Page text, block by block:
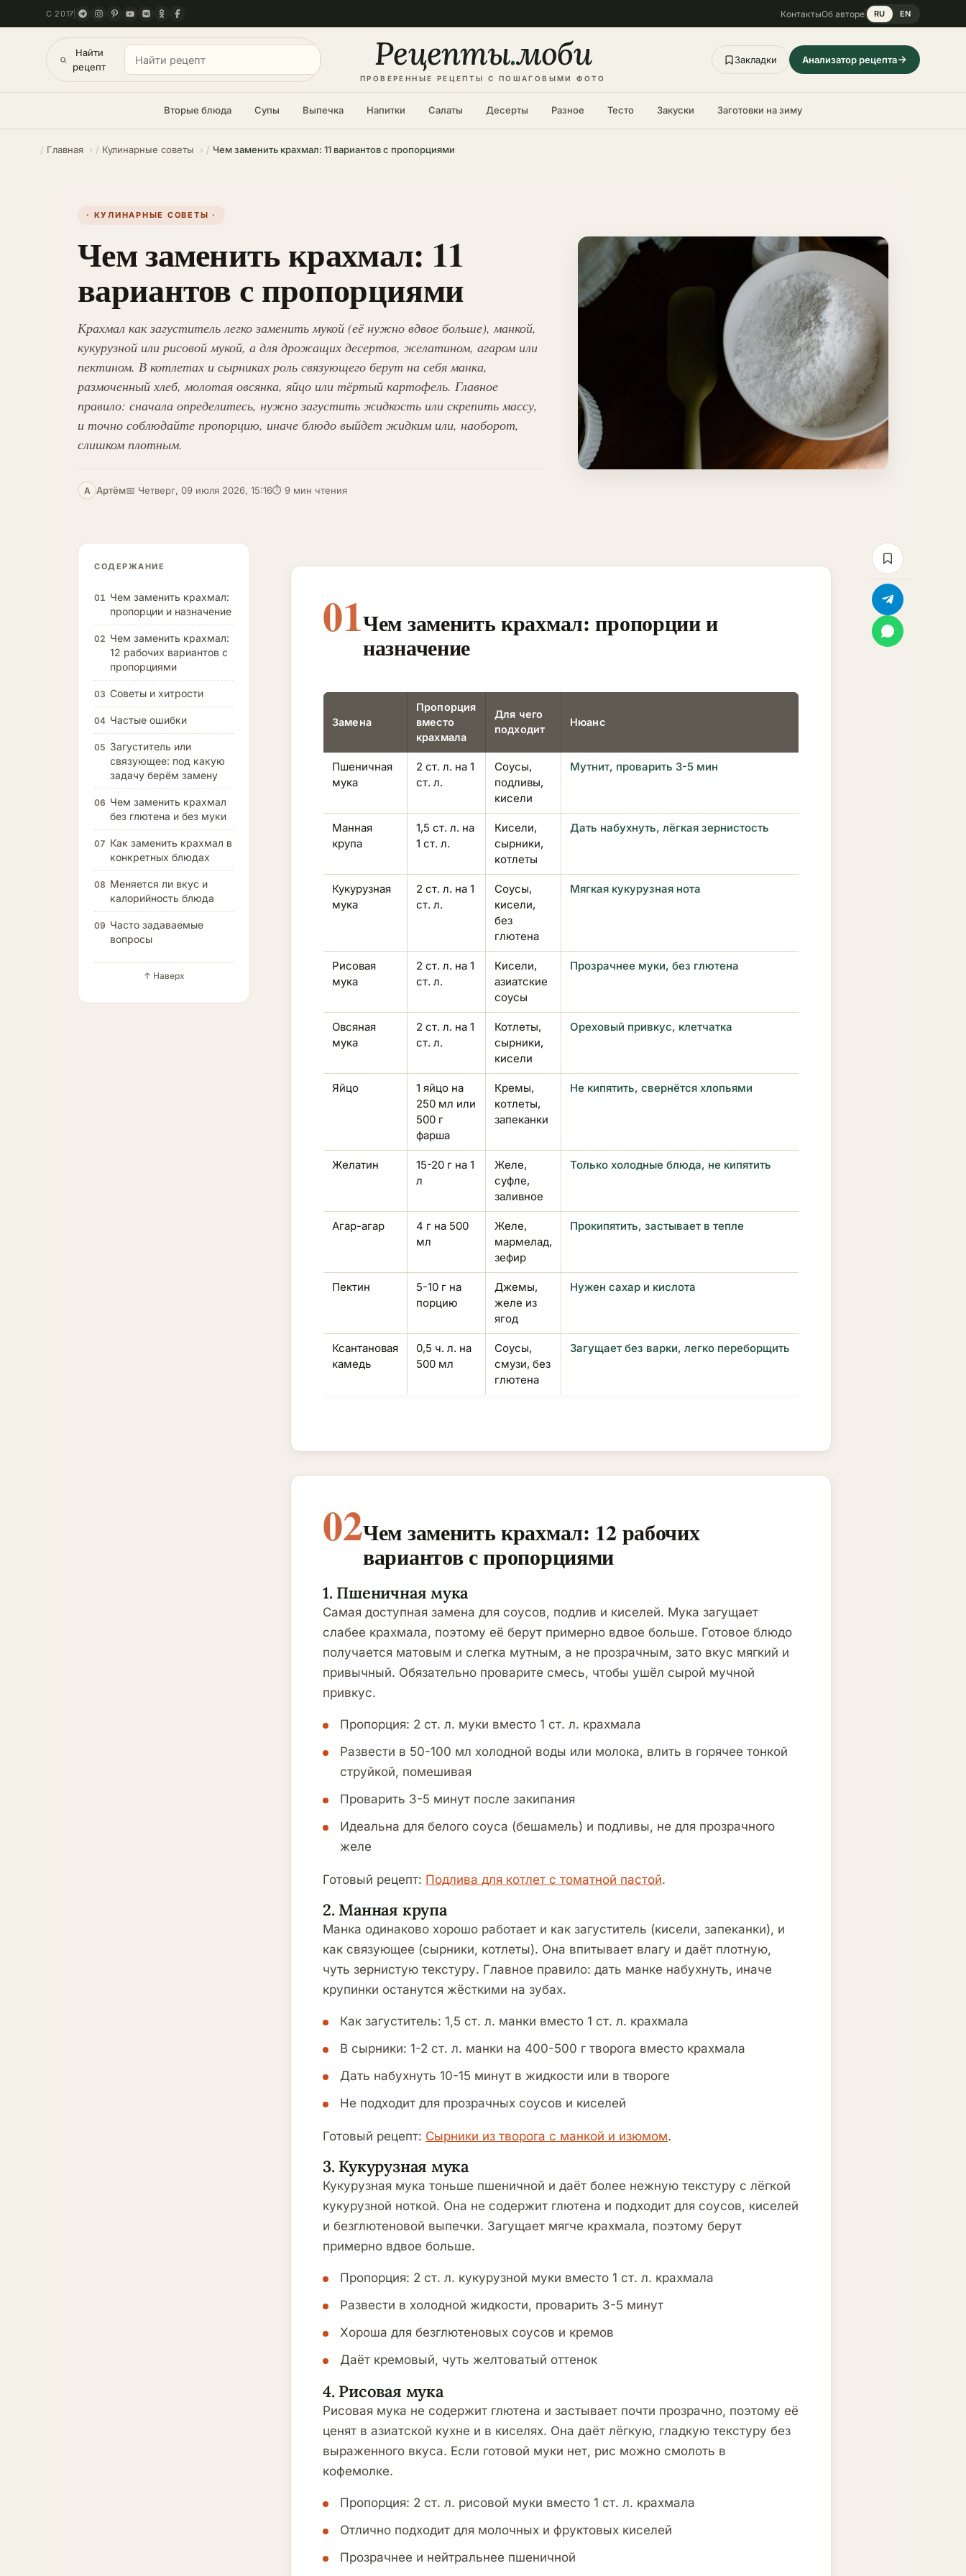
С 2017 КонтактыОб авторе RU EN
Найти
рецепт
Рецепты.моби
ПРОВЕРЕННЫЕ РЕЦЕПТЫ С ПОШАГОВЫМИ ФОТО
Закладки Анализатор рецепта
Вторые блюда Супы Выпечка Напитки Салаты Десерты Разное Тесто Закуски Заготовки на зиму
Главная Кулинарные советы Чем заменить крахмал: 11 вариантов с пропорциями
· КУЛИНАРНЫЕ СОВЕТЫ ·
Чем заменить крахмал: 11
вариантов с пропорциями
Крахмал как загуститель легко заменить мукой (её нужно вдвое больше), манкой,
кукурузной или рисовой мукой, а для дрожащих десертов, желатином, агаром или
пектином. В котлетах и сырниках роль связующего берут на себя манка,
размоченный хлеб, молотая овсянка, яйцо или тёртый картофель. Главное
правило: сначала определитесь, нужно загустить жидкость или скрепить массу,
и точно соблюдайте пропорцию, иначе блюдо выйдет жидким или, наоборот,
слишком плотным.
А Артём📅 Четверг, 09 июля 2026, 15:16⏱ 9 мин чтения
СОДЕРЖАНИЕ
01 Чем заменить крахмал:
пропорции и назначение
02 Чем заменить крахмал:
12 рабочих вариантов с
пропорциями
03 Советы и хитрости
04 Частые ошибки
05 Загуститель или
связующее: под какую
задачу берём замену
06 Чем заменить крахмал
без глютена и без муки
07 Как заменить крахмал в
конкретных блюдах
08 Меняется ли вкус и
калорийность блюда
09 Часто задаваемые
вопросы
↑ Наверх
01Чем заменить крахмал: пропорции и
назначение
Замена
Пропорция
вместо
крахмала
Для чего
подходит
Нюанс
Пшеничная
мука
2 ст. л. на 1
ст. л.
Соусы,
подливы,
кисели
Мутнит, проварить 3-5 мин
Манная
крупа
1,5 ст. л. на
1 ст. л.
Кисели,
сырники,
котлеты
Дать набухнуть, лёгкая зернистость
Кукурузная
мука
2 ст. л. на 1
ст. л.
Соусы,
кисели,
без
глютена
Мягкая кукурузная нота
Рисовая
мука
2 ст. л. на 1
ст. л.
Кисели,
азиатские
соусы
Прозрачнее муки, без глютена
Овсяная
мука
2 ст. л. на 1
ст. л.
Котлеты,
сырники,
кисели
Ореховый привкус, клетчатка
Яйцо
1 яйцо на
250 мл или
500 г
фарша
Кремы,
котлеты,
запеканки
Не кипятить, свернётся хлопьями
Желатин
15-20 г на 1
л
Желе,
суфле,
заливное
Только холодные блюда, не кипятить
Агар-агар
4 г на 500
мл
Желе,
мармелад,
зефир
Прокипятить, застывает в тепле
Пектин
5-10 г на
порцию
Джемы,
желе из
ягод
Нужен сахар и кислота
Ксантановая
камедь
0,5 ч. л. на
500 мл
Соусы,
смузи, без
глютена
Загущает без варки, легко переборщить
02Чем заменить крахмал: 12 рабочих
вариантов с пропорциями
1. Пшеничная мука
Самая доступная замена для соусов, подлив и киселей. Мука загущает
слабее крахмала, поэтому её берут примерно вдвое больше. Готовое блюдо
получается матовым и слегка мутным, а не прозрачным, зато вкус мягкий и
привычный. Обязательно проварите смесь, чтобы ушёл сырой мучной
привкус.
Пропорция: 2 ст. л. муки вместо 1 ст. л. крахмала
Развести в 50-100 мл холодной воды или молока, влить в горячее тонкой
струйкой, помешивая
Проварить 3-5 минут после закипания
Идеальна для белого соуса (бешамель) и подливы, не для прозрачного
желе
Готовый рецепт: Подлива для котлет с томатной пастой.
2. Манная крупа
Манка одинаково хорошо работает и как загуститель (кисели, запеканки), и
как связующее (сырники, котлеты). Она впитывает влагу и даёт плотную,
чуть зернистую текстуру. Главное правило: дать манке набухнуть, иначе
крупинки останутся жёсткими на зубах.
Как загуститель: 1,5 ст. л. манки вместо 1 ст. л. крахмала
В сырники: 1-2 ст. л. манки на 400-500 г творога вместо крахмала
Дать набухнуть 10-15 минут в жидкости или в твороге
Не подходит для прозрачных соусов и киселей
Готовый рецепт: Сырники из творога с манкой и изюмом.
3. Кукурузная мука
Кукурузная мука тоньше пшеничной и даёт более нежную текстуру с лёгкой
кукурузной ноткой. Она не содержит глютена и подходит для соусов, киселей
и безглютеновой выпечки. Загущает мягче крахмала, поэтому берут
примерно вдвое больше.
Пропорция: 2 ст. л. кукурузной муки вместо 1 ст. л. крахмала
Развести в холодной жидкости, проварить 3-5 минут
Хороша для безглютеновых соусов и кремов
Даёт кремовый, чуть желтоватый оттенок
4. Рисовая мука
Рисовая мука не содержит глютена и застывает почти прозрачно, поэтому её
ценят в азиатской кухне и в киселях. Она даёт лёгкую, гладкую текстуру без
выраженного вкуса. Если готовой муки нет, рис можно смолоть в
кофемолке.
Пропорция: 2 ст. л. рисовой муки вместо 1 ст. л. крахмала
Отлично подходит для молочных и фруктовых киселей
Прозрачнее и нейтральнее пшеничной